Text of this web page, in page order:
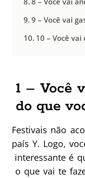
9 – Você vai
10 – Você
1 – Você
do que
Festivais não
país Y. Logo,
interessante é
o que vai te